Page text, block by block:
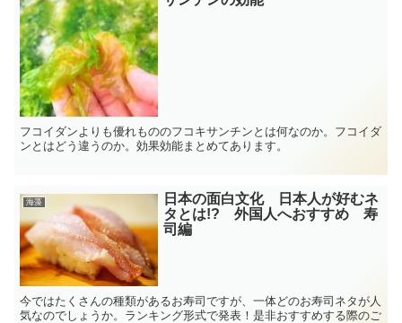
フコイダンよりも優れもののフコキサンチンとは何なのか。フコイダ
ンとはどう違うのか。効果効能まとめてあります。
海藻
日本の面白文化 日本人が好むネ
タとは!? 外国人へおすすめ 寿
司編
今ではたくさんの種類があるお寿司ですが、一体どのお寿司ネタが人
気なのでしょうか。ランキング形式で発表！是非おすすめする際のご